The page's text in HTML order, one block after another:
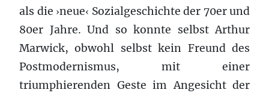
als die ›neue‹ Sozialgeschichte der 70er und
80er Jahre. Und so konnte selbst Arthur
Marwick, obwohl selbst kein Freund des
Postmodernismus, mit einer
triumphierenden Geste im Angesicht der